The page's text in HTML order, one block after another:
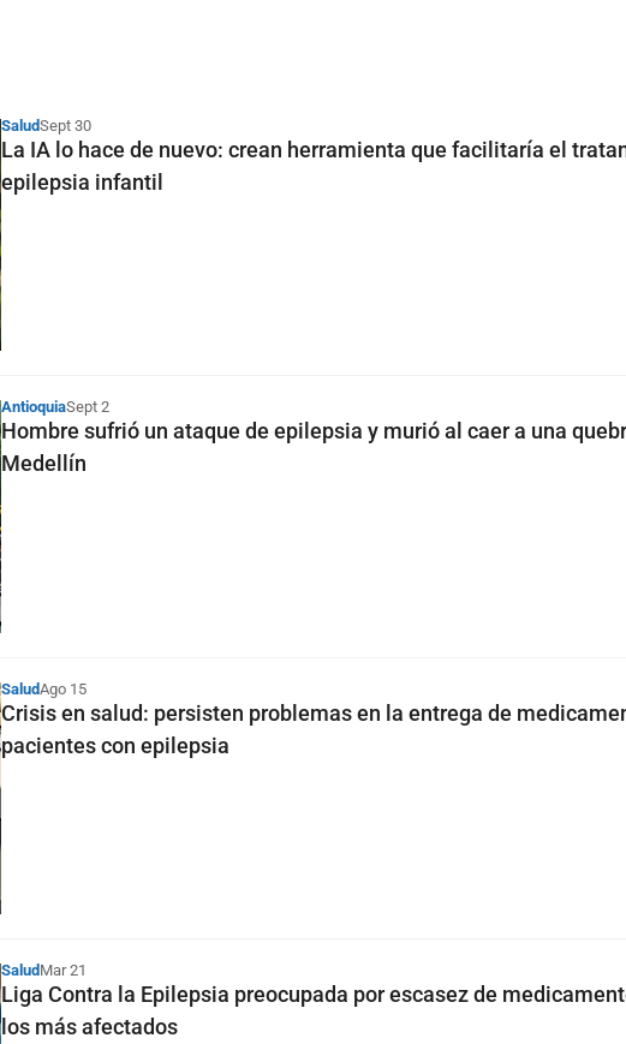
SaludSept 30
La IA lo hace de nuevo: crean herramienta que facilitaría el
epilepsia infantil
AntioquiaSept 2
Hombre sufrió un ataque de epilepsia y murió al caer a una
Medellín
SaludAgo 15
Crisis en salud: persisten problemas en la entrega de
pacientes con epilepsia
Salud Mar 21
Liga Contra la Epilepsia preocupada por escasez de
los más afectados